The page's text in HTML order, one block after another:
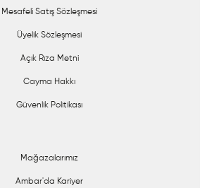
Mesafeli Satış Sözleşmesi
Üyelik Sözleşmesi
Açık Rıza Metni
Cayma Hakkı
Güvenlik Politikası
Mağazalarımız
Ambar'da Kariyer